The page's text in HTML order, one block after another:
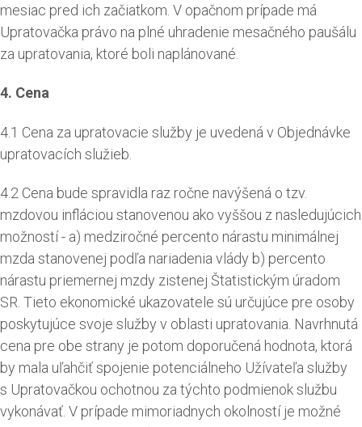
mesiac pred ich začiatkom. V opačnom prípade má
Upratovačka právo na plné uhradenie mesačného paušálu
za upratovania, ktoré boli naplánované.
4. Cena
4.1 Cena za upratovacie služby je uvedená v Objednávke
upratovacích služieb.
4.2 Cena bude spravidla raz ročne navýšená o tzv.
mzdovou infláciou stanovenou ako vyššou z nasledujúcich
možností - a) medziročné percento nárastu minimálnej
mzda stanovenej podľa nariadenia vlády b) percento
nárastu priemernej mzdy zistenej Štatistickým úradom
SR. Tieto ekonomické ukazovatele sú určujúce pre osoby
poskytujúce svoje služby v oblasti upratovania. Navrhnutá
cena pre obe strany je potom doporučená hodnota, ktorá
by mala uľahčiť spojenie potenciálneho Užívateľa služby
s Upratovačkou ochotnou za týchto podmienok službu
vykonávať. V prípade mimoriadnych okolností je možné